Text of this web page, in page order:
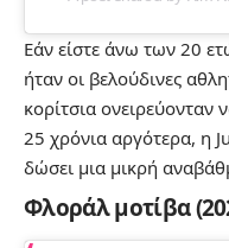
Εάν είστε άνω των 20
ήταν οι βελούδινες
κορίτσια ονειρεύονταν
25 χρόνια αργότερα, η
δώσει μια μικρή
Φλοράλ μοτίβα